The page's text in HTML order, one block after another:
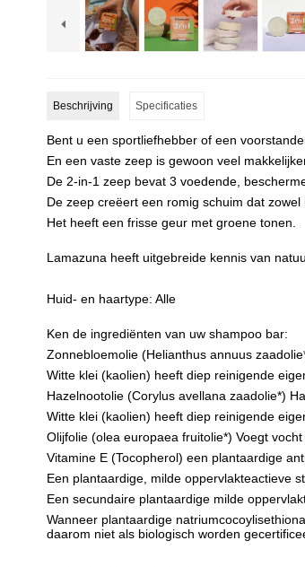
Beschrijving Specificaties
Bent u een sportliefhebber of een
En een vaste zeep is gewoon veel
De 2-in-1 zeep bevat 3 voedende,
De zeep creëert een romig schuim dat
Het heeft een frisse geur met groene tonen.
Lamazuna heeft uitgebreide kennis van
Huid- en haartype: Alle
Ken de ingrediënten van uw shampoo bar:
Zonnebloemolie (Helianthus annuus
Witte klei (kaolien) heeft diep reinigende
Hazelnootolie (Corylus avellana zaadolie*)
Witte klei (kaolien) heeft diep reinigende
Olijfolie (olea europaea fruitolie*) Voegt
Vitamine E (Tocopherol) een plantaardige
Een plantaardige, milde oppervlakteactieve
Een secundaire plantaardige milde
Wanneer plantaardige
daarom niet als biologisch worden